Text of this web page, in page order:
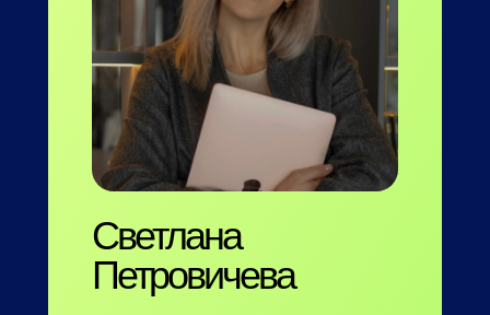
Светлана
Петровичева
it@getit.agency
+7 499 399 46 67